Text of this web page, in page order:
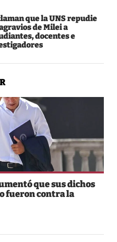
que la UNS repudie
de Milei a
docentes e
que sus dichos
fueron contra la